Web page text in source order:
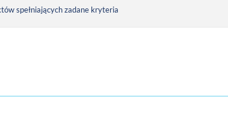
spełniających zadane kryteria